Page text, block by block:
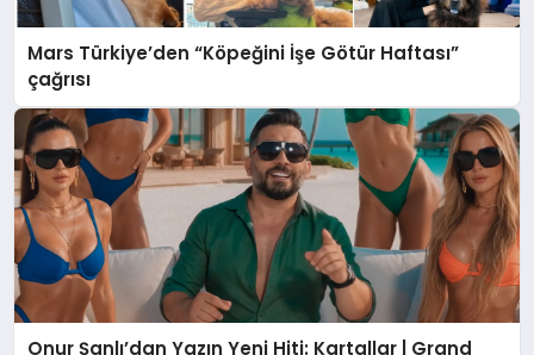
Mars Türkiye’den “Köpeğini İşe Götür Haftası”
çağrısı
Onur Şanlı’dan Yazın Yeni Hiti: Kartallar | Grand